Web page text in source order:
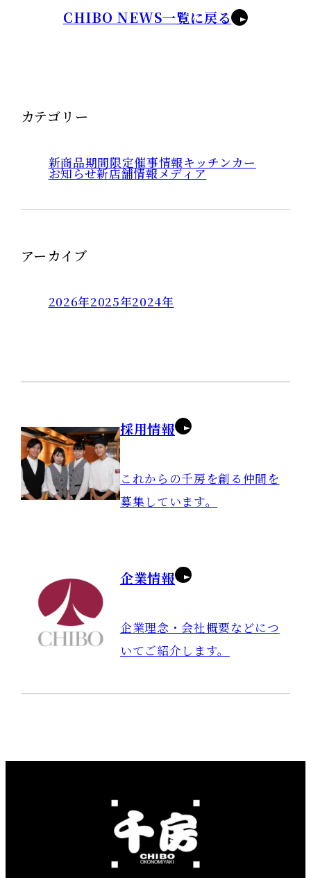
CHIBO NEWS一覧に戻る
カテゴリー
新商品期間限定催事情報キッチンカー
お知らせ新店舗情報メディア
アーカイブ
2026年2025年2024年
採用情報
これからの千房を創る仲間を
募集しています。
企業情報
企業理念・会社概要などにつ
いてご紹介します。